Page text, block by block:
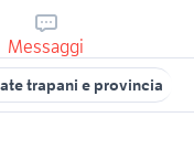
Messaggi
trapani e provincia